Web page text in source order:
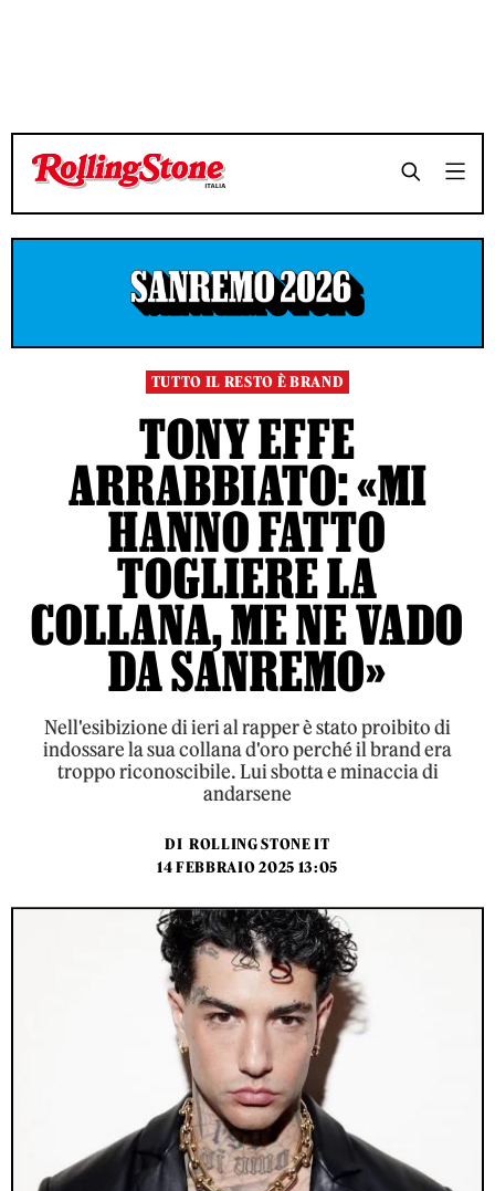
TEMPO DI LETTURA 3 MINUTI
TEMPO DI LETTURA 3 MINUTI
TUTTO IL RESTO È BRAND
TONY EFFE
ARRABBIATO: «MI
HANNO FATTO
TOGLIERE LA
COLLANA, ME NE VADO
DA SANREMO»
Nell'esibizione di ieri al rapper è stato proibito di
indossare la sua collana d'oro perché il brand era
troppo riconoscibile. Lui sbotta e minaccia di
andarsene
DI ROLLING STONE IT
14 FEBBRAIO 2025 13:05